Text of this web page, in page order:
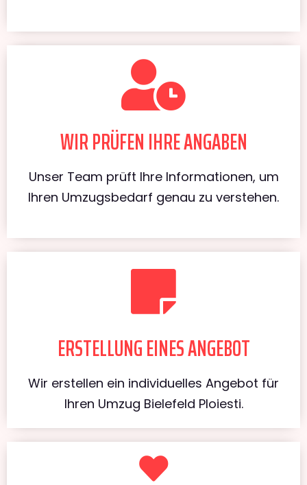
WIR PRÜFEN IHRE ANGABEN
Unser Team prüft Ihre Informationen, um
Ihren Umzugsbedarf genau zu verstehen.
ERSTELLUNG EINES ANGEBOT
Wir erstellen ein individuelles Angebot für
Ihren Umzug Bielefeld Ploiesti.